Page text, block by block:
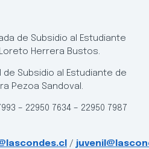
de Subsidio al Estudiante
Herrera Bustos.
Subsidio al Estudiante de
Pezoa Sandoval.
– 22950 7634 – 22950 7987
/